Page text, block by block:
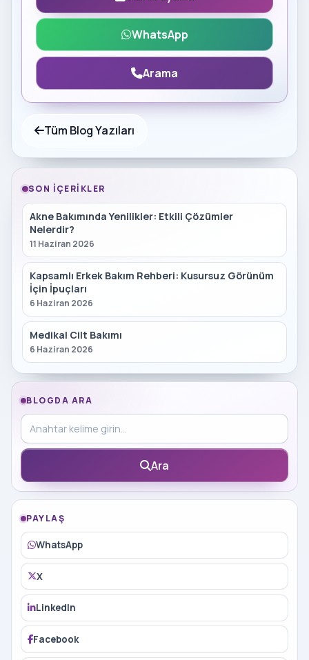
WhatsApp
Arama
Tüm Blog Yazıları
SON İÇERIKLER
Akne Bakımında Yenilikler: Etkili Çözümler
Nelerdir?
11 Haziran 2026
Kapsamlı Erkek Bakım Rehberi: Kusursuz Görünüm
İçin İpuçları
6 Haziran 2026
Medikal Cilt Bakımı
6 Haziran 2026
BLOGDA ARA
Blog içinde ara
Ara
PAYLAŞ
WhatsApp
X
LinkedIn
Facebook